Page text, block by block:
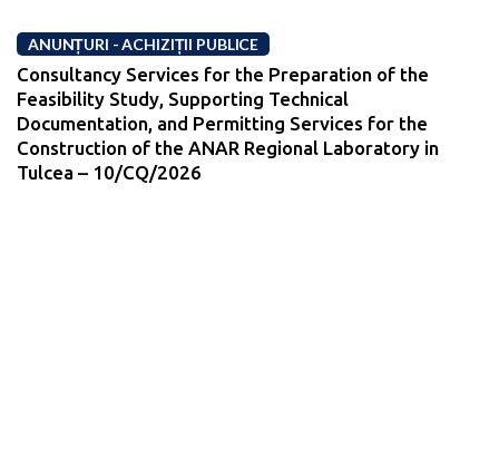
ANUNȚURI - ACHIZIȚII PUBLICE
Consultancy Services for the Preparation of the
Feasibility Study, Supporting Technical
Documentation, and Permitting Services for the
Construction of the ANAR Regional Laboratory in
Tulcea – 10/CQ/2026